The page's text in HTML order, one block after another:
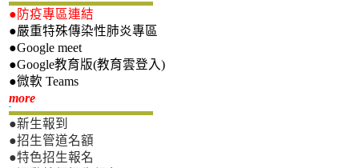
●防疫專區連結
●嚴重特殊傳染性肺炎專區
●Google meet
●Google教育版(教育雲登入)
●微軟 Teams
more新生專區
●新生報到
●招生管道名額
●特色招生報名